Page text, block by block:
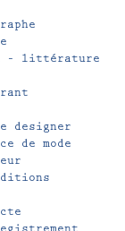
– littérature
designer
de mode